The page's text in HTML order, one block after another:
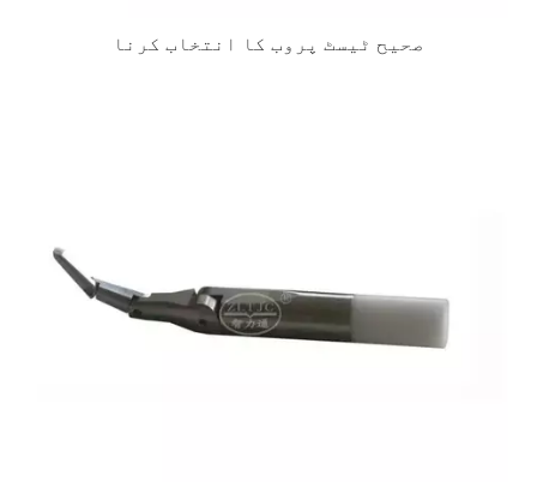
صحیح ٹیسٹ پروب کا انتخاب کرنا